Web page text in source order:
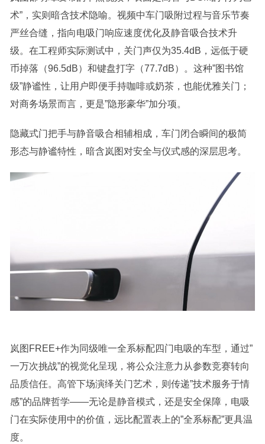
术”，实则暗含技术隐喻。视频中车门吸附过程与音乐节奏
严丝合缝，指向电吸门响应速度优化及静音吸合技术升
级。在工程师实际测试中，关门声仅为35.4dB，远低于硬
币掉落（96.5dB）和键盘打字（77.7dB）。这种”图书馆
级”静谧性，让用户即便手持咖啡或奶茶，也能优雅关门；
对商务场景而言，更是”隐形豪华”加分项。
隐藏式门把手与静音吸合相辅相成，车门闭合瞬间的极简
形态与静谧特性，暗含岚图对安全与仪式感的深层思考。
岚图FREE+作为同级唯一全系标配四门电吸的车型，通过”
一万次挑战”的视觉化呈现，将公众注意力从参数竞赛转向
品质信任。高管下场演绎关门艺术，则传递”技术服务于情
感”的品牌哲学——无论是静音模式，还是安全保障，电吸
门在实际使用中的价值，远比配置表上的”全系标配”更具温
度。